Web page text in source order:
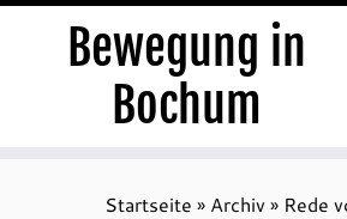
Bewegung in
Bochum
Startseite » Archiv » Rede